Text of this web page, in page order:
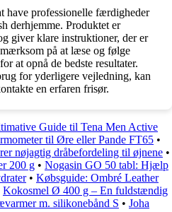
have professionelle færdigheder
derhjemme. Produktet er
giver klare instruktioner, der er
på at læse og følge
at opnå de bedste resultater.
for yderligere vejledning, kan
en erfaren frisør.
Guide til Tena Men Active
til Øre eller Pande FT65 •
nøjagtig dråbefordeling til øjnene •
200 g • Nogasin GO 50 tabl: Hjælp
• Købsguide: Ombré Leather
Kokosmel Ø 400 g – En fuldstændig
m. silikonebånd S • Joha